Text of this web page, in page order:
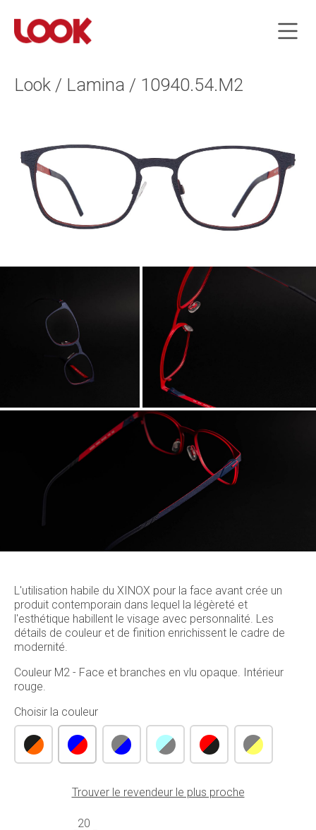
Look / Lamina / 10940.54.M2
L'utilisation habile du XINOX pour la face avant crée un
produit contemporain dans lequel la légèreté et
l'esthétique habillent le visage avec personnalité. Les
détails de couleur et de finition enrichissent le cadre de
modernité.
Couleur M2 - Face et branches en vlu opaque. Intérieur
rouge.
Choisir la couleur
Trouver le revendeur le plus proche
20